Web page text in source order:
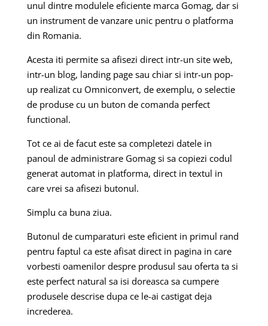
unul dintre modulele eficiente marca Gomag, dar si
un instrument de vanzare unic pentru o platforma
din Romania.
Acesta iti permite sa afisezi direct intr-un site web,
intr-un blog, landing page sau chiar si intr-un pop-
up realizat cu Omniconvert, de exemplu, o selectie
de produse cu un buton de comanda perfect
functional.
Tot ce ai de facut este sa completezi datele in
panoul de administrare Gomag si sa copiezi codul
generat automat in platforma, direct in textul in
care vrei sa afisezi butonul.
Simplu ca buna ziua.
Butonul de cumparaturi este eficient in primul rand
pentru faptul ca este afisat direct in pagina in care
vorbesti oamenilor despre produsul sau oferta ta si
este perfect natural sa isi doreasca sa cumpere
produsele descrise dupa ce le-ai castigat deja
increderea.